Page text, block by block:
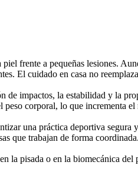
frente a pequeñas lesiones.
El cuidado en casa no
de impactos, la estabilidad y la
corporal, lo que incrementa
una práctica deportiva segura
que trabajan de forma
la pisada o en la biomecánica del